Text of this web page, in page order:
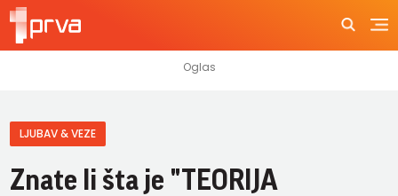
LJUBAV & VEZE
Znate li šta je "TEORIJA